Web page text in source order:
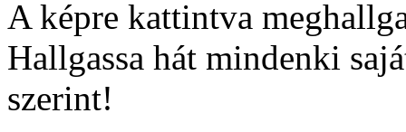
A képre kattintva
Hallgassa hát mindenki
szerint!